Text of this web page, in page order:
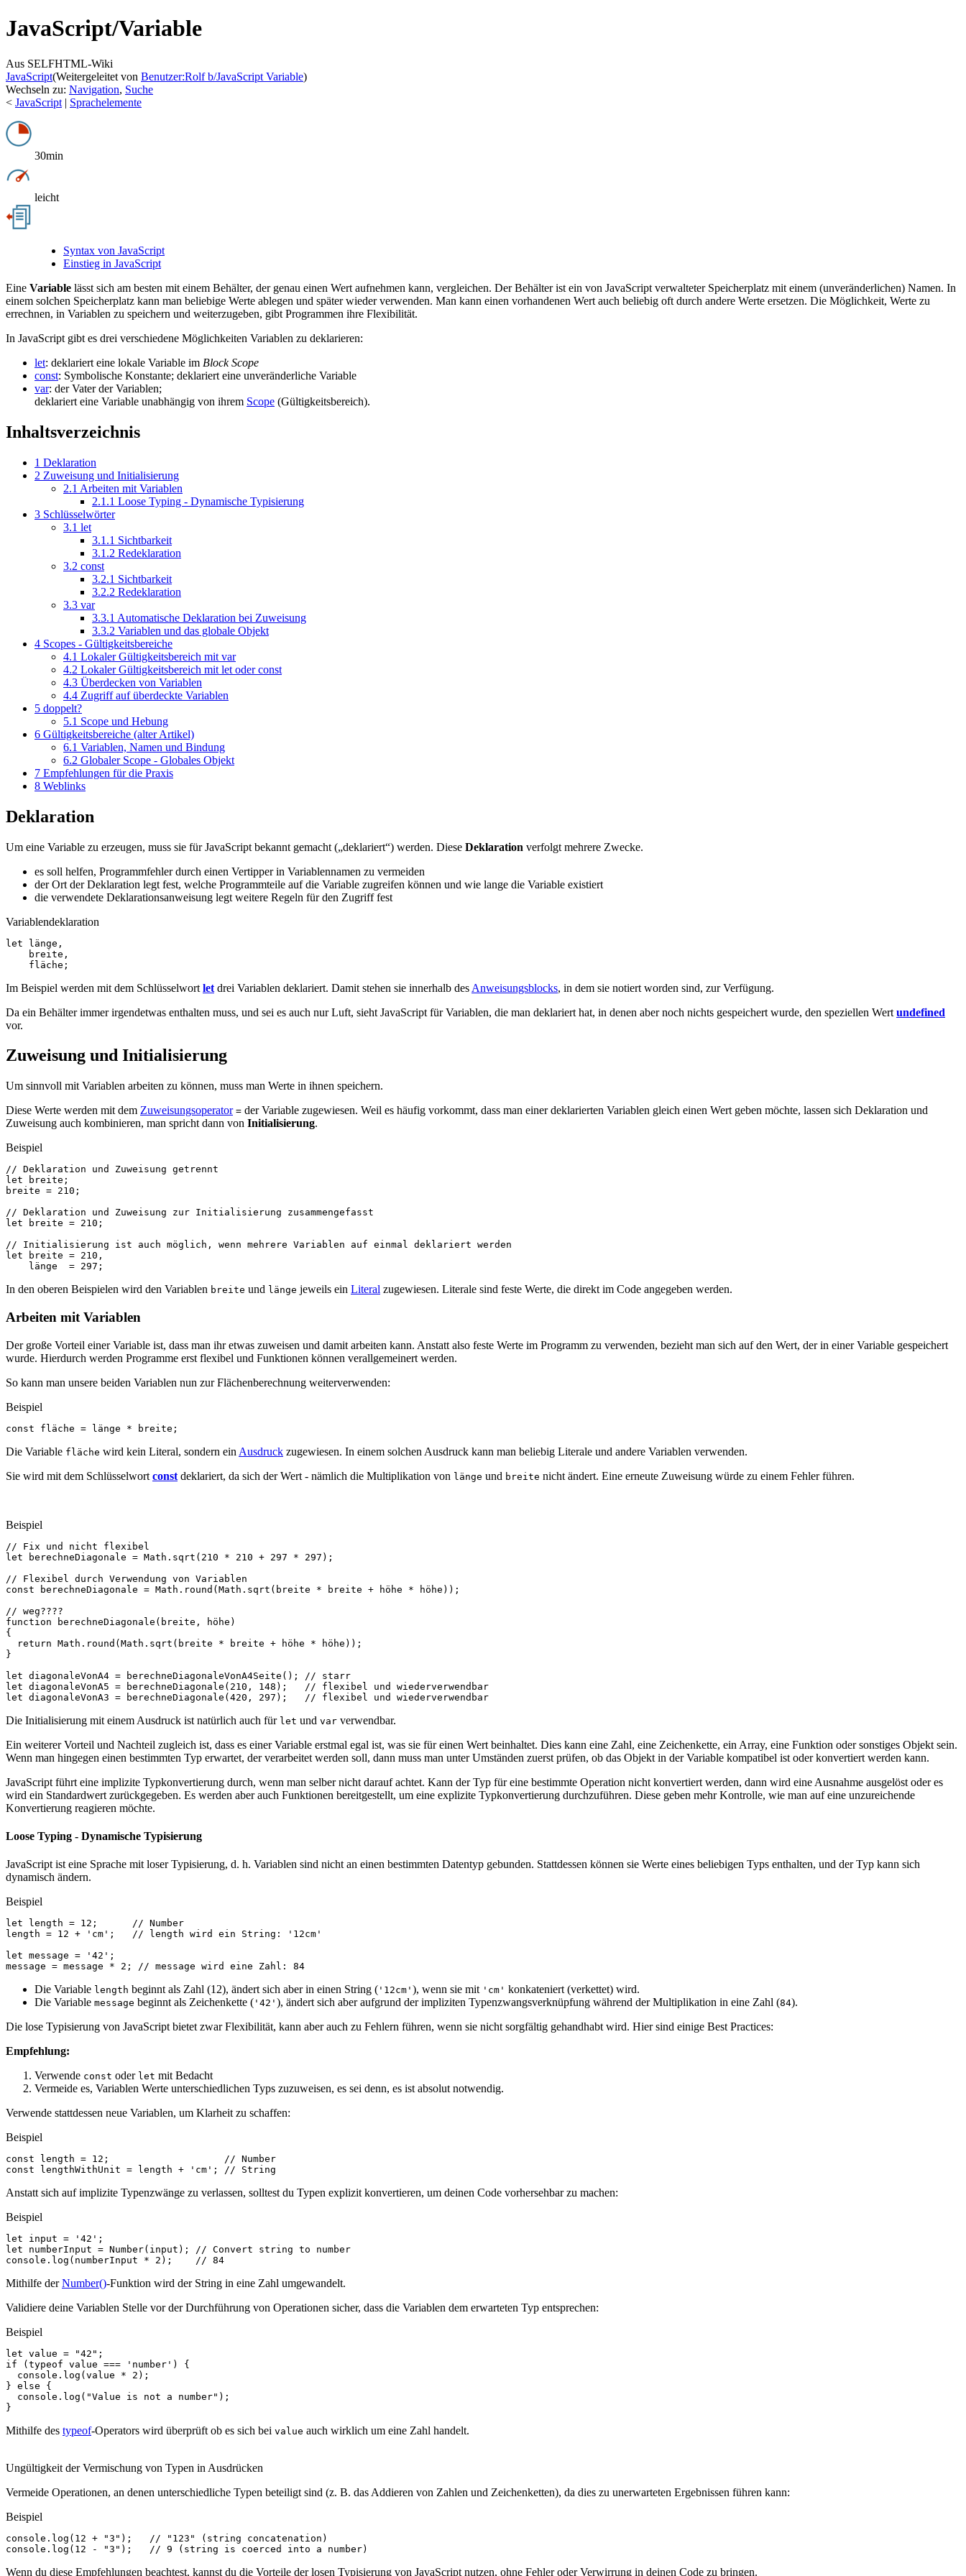
JavaScript/Variable
Aus SELFHTML-Wiki
JavaScript(Weitergeleitet von Benutzer:Rolf b/JavaScript Variable)
Wechseln zu: Navigation, Suche
< JavaScript | Sprachelemente
30min
leicht
Syntax von JavaScript
Einstieg in JavaScript
Eine Variable lässt sich am besten mit einem Behälter, der genau einen Wert aufnehmen kann, vergleichen. Der Behälter ist ein von JavaScript verwalteter Speicherplatz mit einem (unveränderlichen) Namen. In
einem solchen Speicherplatz kann man beliebige Werte ablegen und später wieder verwenden. Man kann einen vorhandenen Wert auch beliebig oft durch andere Werte ersetzen. Die Möglichkeit, Werte zu
errechnen, in Variablen zu speichern und weiterzugeben, gibt Programmen ihre Flexibilität.
In JavaScript gibt es drei verschiedene Möglichkeiten Variablen zu deklarieren:
let: deklariert eine lokale Variable im Block Scope
const: Symbolische Konstante; deklariert eine unveränderliche Variable
var: der Vater der Variablen;
deklariert eine Variable unabhängig von ihrem Scope (Gültigkeitsbereich).
Inhaltsverzeichnis
1 Deklaration
2 Zuweisung und Initialisierung
2.1 Arbeiten mit Variablen
2.1.1 Loose Typing - Dynamische Typisierung
3 Schlüsselwörter
3.1 let
3.1.1 Sichtbarkeit
3.1.2 Redeklaration
3.2 const
3.2.1 Sichtbarkeit
3.2.2 Redeklaration
3.3 var
3.3.1 Automatische Deklaration bei Zuweisung
3.3.2 Variablen und das globale Objekt
4 Scopes - Gültigkeitsbereiche
4.1 Lokaler Gültigkeitsbereich mit var
4.2 Lokaler Gültigkeitsbereich mit let oder const
4.3 Überdecken von Variablen
4.4 Zugriff auf überdeckte Variablen
5 doppelt?
5.1 Scope und Hebung
6 Gültigkeitsbereiche (alter Artikel)
6.1 Variablen, Namen und Bindung
6.2 Globaler Scope - Globales Objekt
7 Empfehlungen für die Praxis
8 Weblinks
Deklaration
Um eine Variable zu erzeugen, muss sie für JavaScript bekannt gemacht („deklariert“) werden. Diese Deklaration verfolgt mehrere Zwecke.
es soll helfen, Programmfehler durch einen Vertipper in Variablennamen zu vermeiden
der Ort der Deklaration legt fest, welche Programmteile auf die Variable zugreifen können und wie lange die Variable existiert
die verwendete Deklarationsanweisung legt weitere Regeln für den Zugriff fest
Variablendeklaration
let länge ,
breite ,
fläche ;
Im Beispiel werden mit dem Schlüsselwort let drei Variablen deklariert. Damit stehen sie innerhalb des Anweisungsblocks, in dem sie notiert worden sind, zur Verfügung.
Da ein Behälter immer irgendetwas enthalten muss, und sei es auch nur Luft, sieht JavaScript für Variablen, die man deklariert hat, in denen aber noch nichts gespeichert wurde, den speziellen Wert undefined
vor.
Zuweisung und Initialisierung
Um sinnvoll mit Variablen arbeiten zu können, muss man Werte in ihnen speichern.
Diese Werte werden mit dem Zuweisungsoperator = der Variable zugewiesen. Weil es häufig vorkommt, dass man einer deklarierten Variablen gleich einen Wert geben möchte, lassen sich Deklaration und
Zuweisung auch kombinieren, man spricht dann von Initialisierung.
Beispiel
// Deklaration und Zuweisung getrennt
let
breite ;
breite = 210 ;
// Deklaration und Zuweisung zur Initialisierung zusammengefasst
let
breite = 210 ;
// Initialisierung ist auch möglich, wenn mehrere Variablen auf einmal deklariert werden
let
breite = 210 ,
länge
= 297 ;
In den oberen Beispielen wird den Variablen breite und länge jeweils ein Literal zugewiesen. Literale sind feste Werte, die direkt im Code angegeben werden.
Arbeiten mit Variablen
Der große Vorteil einer Variable ist, dass man ihr etwas zuweisen und damit arbeiten kann. Anstatt also feste Werte im Programm zu verwenden, bezieht man sich auf den Wert, der in einer Variable gespeichert
wurde. Hierdurch werden Programme erst flexibel und Funktionen können verallgemeinert werden.
So kann man unsere beiden Variablen nun zur Flächenberechnung weiterverwenden:
Beispiel
const fläche = länge * breite ;
Die Variable fläche wird kein Literal, sondern ein Ausdruck zugewiesen. In einem solchen Ausdruck kann man beliebig Literale und andere Variablen verwenden.
Sie wird mit dem Schlüsselwort const deklariert, da sich der Wert - nämlich die Multiplikation von länge und breite nicht ändert. Eine erneute Zuweisung würde zu einem Fehler führen.
Beispiel
// Fix und nicht flexibel
let
berechneDiagonale = Math . sqrt ( 210 * 210 + 297 * 297 );
// Flexibel durch Verwendung von Variablen
const
berechneDiagonale = Math . round ( Math . sqrt ( breite * breite + höhe * höhe ));
// weg????
function
berechneDiagonale ( breite , höhe )
{
return Math . round ( Math . sqrt ( breite * breite + höhe * höhe ));
}
let diagonaleVonA4 = berechneDiagonaleVonA4Seite ();
// starr
let diagonaleVonA5 = berechneDiagonale ( 210 , 148 );
// flexibel und wiederverwendbar
let diagonaleVonA3 = berechneDiagonale ( 420 , 297 ); // flexibel und wiederverwendbar
Die Initialisierung mit einem Ausdruck ist natürlich auch für let und var verwendbar.
Ein weiterer Vorteil und Nachteil zugleich ist, dass es einer Variable erstmal egal ist, was sie für einen Wert beinhaltet. Dies kann eine Zahl, eine Zeichenkette, ein Array, eine Funktion oder sonstiges Objekt sein.
Wenn man hingegen einen bestimmten Typ erwartet, der verarbeitet werden soll, dann muss man unter Umständen zuerst prüfen, ob das Objekt in der Variable kompatibel ist oder konvertiert werden kann.
JavaScript führt eine implizite Typkonvertierung durch, wenn man selber nicht darauf achtet. Kann der Typ für eine bestimmte Operation nicht konvertiert werden, dann wird eine Ausnahme ausgelöst oder es
wird ein Standardwert zurückgegeben. Es werden aber auch Funktionen bereitgestellt, um eine explizite Typkonvertierung durchzuführen. Diese geben mehr Kontrolle, wie man auf eine unzureichende
Konvertierung reagieren möchte.
Loose Typing - Dynamische Typisierung
JavaScript ist eine Sprache mit loser Typisierung, d. h. Variablen sind nicht an einen bestimmten Datentyp gebunden. Stattdessen können sie Werte eines beliebigen Typs enthalten, und der Typ kann sich
dynamisch ändern.
Beispiel
let length = 12 ;
// Number
length = 12 + 'cm' ;
// length wird ein String: '12cm'
let message = '42' ;
message = message * 2 ; // message wird eine Zahl: 84
Die Variable length beginnt als Zahl (12), ändert sich aber in einen String ( '12cm' ), wenn sie mit 'cm' konkateniert (verkettet) wird.
Die Variable message beginnt als Zeichenkette ( '42' ), ändert sich aber aufgrund der impliziten Typenzwangsverknüpfung während der Multiplikation in eine Zahl (84).
Die lose Typisierung von JavaScript bietet zwar Flexibilität, kann aber auch zu Fehlern führen, wenn sie nicht sorgfältig gehandhabt wird. Hier sind einige Best Practices:
Empfehlung:
Verwende const oder let mit Bedacht
Vermeide es, Variablen Werte unterschiedlichen Typs zuzuweisen, es sei denn, es ist absolut notwendig.
Verwende stattdessen neue Variablen, um Klarheit zu schaffen:
Beispiel
const length = 12 ;
// Number
const
lengthWithUnit = length + 'cm' ; // String
Anstatt sich auf implizite Typenzwänge zu verlassen, solltest du Typen explizit konvertieren, um deinen Code vorhersehbar zu machen:
Beispiel
let input = '42' ;
let
numberInput = Number( input );
// Convert string to number
console . log ( numberInput * 2 ); // 84
Mithilfe derNumber()-Funktion wird der String in eine Zahl umgewandelt.
Validiere deine Variablen Stelle vor der Durchführung von Operationen sicher, dass die Variablen dem erwarteten Typ entsprechen:
Beispiel
let value = "42" ;
if
( typeof value === 'number' )
{
console . log ( value * 2 );
} else
{
console . log ( "Value is not a number" );
}
Mithilfe des typeof-Operators wird überprüft ob es sich bei value auch wirklich um eine Zahl handelt.
Ungültigkeit der Vermischung von Typen in Ausdrücken
Vermeide Operationen, an denen unterschiedliche Typen beteiligt sind (z. B. das Addieren von Zahlen und Zeichenketten), da dies zu unerwarteten Ergebnissen führen kann:
Beispiel
console . log ( 12 + "3" );
// "123" (string concatenation)
console . log ( 12 - "3" ); // 9 (string is coerced into a number)
Wenn du diese Empfehlungen beachtest, kannst du die Vorteile der losen Typisierung von JavaScript nutzen, ohne Fehler oder Verwirrung in deinen Code zu bringen.